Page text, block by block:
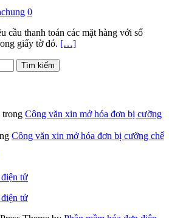
0
cầu thanh toán các mặt hàng với số
giấy tờ đó. […]
trong Công văn xin mở hóa đơn bị cưỡng
Công văn xin mở hóa đơn bị cưỡng chế